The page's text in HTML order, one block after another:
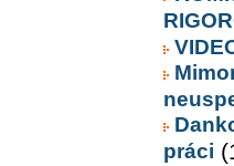
práci